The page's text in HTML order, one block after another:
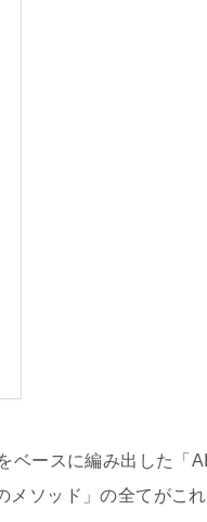
ベースに編み出した「AI
メソッド」の全てがこれ